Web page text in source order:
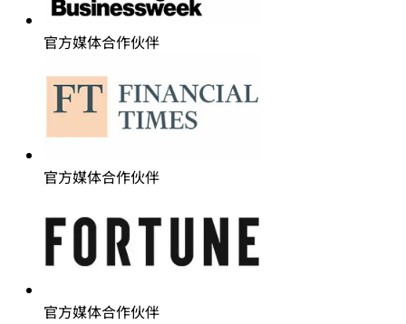
官方媒体合作伙伴
官方媒体合作伙伴
官方媒体合作伙伴